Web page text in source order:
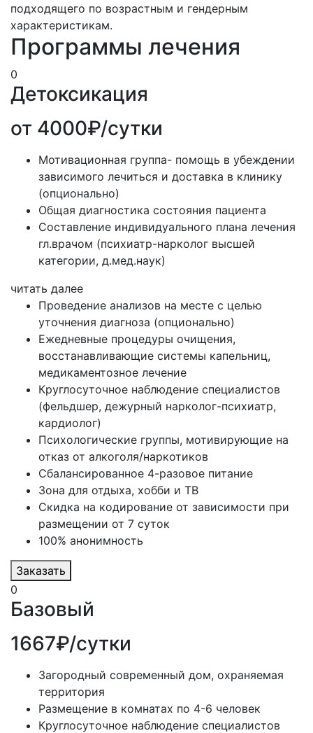
подходящего по возрастным и гендерным
характеристикам.
Программы лечения
0
Детоксикация
от 4000₽/сутки
Мотивационная группа- помощь в убеждении
зависимого лечиться и доставка в клинику
(опционально)
Общая диагностика состояния пациента
Составление индивидуального плана лечения
гл.врачом (психиатр-нарколог высшей
категории, д.мед.наук)
читать далее
Проведение анализов на месте с целью
уточнения диагноза (опционально)
Ежедневные процедуры очищения,
восстанавливающие системы капельниц,
медикаментозное лечение
Круглосуточное наблюдение специалистов
(фельдшер, дежурный нарколог-психиатр,
кардиолог)
Психологические группы, мотивирующие на
отказ от алкоголя/наркотиков
Сбалансированное 4-разовое питание
Зона для отдыха, хобби и ТВ
Скидка на кодирование от зависимости при
размещении от 7 суток
100% анонимность
Заказать
0
Базовый
1667₽/сутки
Загородный современный дом, охраняемая
территория
Размещение в комнатах по 4-6 человек
Круглосуточное наблюдение специалистов